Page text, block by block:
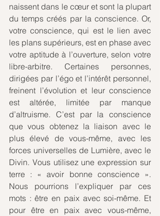
naissent dans le cœur et sont la plupart
du temps créés par la conscience. Or,
votre conscience, qui est le lien avec
les plans supérieurs, est en phase avec
votre aptitude à l’ouverture, selon votre
libre-arbitre. Certaines personnes,
dirigées par l’égo et l’intérêt personnel,
freinent l’évolution et leur conscience
est altérée, limitée par manque
d’altruisme. C’est par la conscience
que vous obtenez la liaison avec le
plus élevé de vous-même, avec les
forces universelles de Lumière, avec le
Divin. Vous utilisez une expression sur
terre : « avoir bonne conscience ».
Nous pourrions l’expliquer par ces
mots : être en paix avec soi-même. Et
pour être en paix avec vous-même,